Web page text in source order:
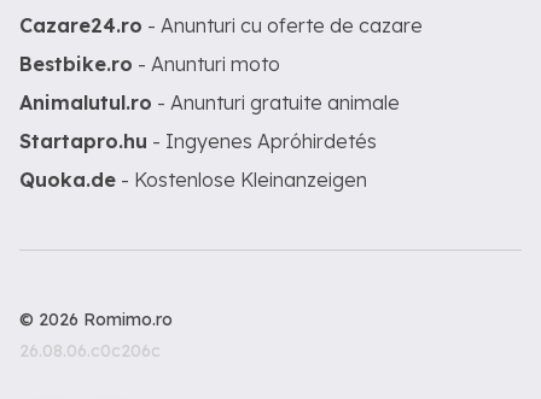
Cazare24.ro - Anunturi cu oferte de cazare
Bestbike.ro - Anunturi moto
Animalutul.ro - Anunturi gratuite animale
Startapro.hu - Ingyenes Apróhirdetés
Quoka.de - Kostenlose Kleinanzeigen
© 2026 Romimo.ro
26.08.06.c0c206c